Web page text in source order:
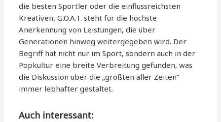
die besten Sportler oder die einflussreichsten
Kreativen, G.O.A.T. steht für die höchste
Anerkennung von Leistungen, die über
Generationen hinweg weitergegeben wird. Der
Begriff hat nicht nur im Sport, sondern auch in der
Popkultur eine breite Verbreitung gefunden, was
die Diskussion über die „größten aller Zeiten“
immer lebhafter gestaltet.
Auch interessant: